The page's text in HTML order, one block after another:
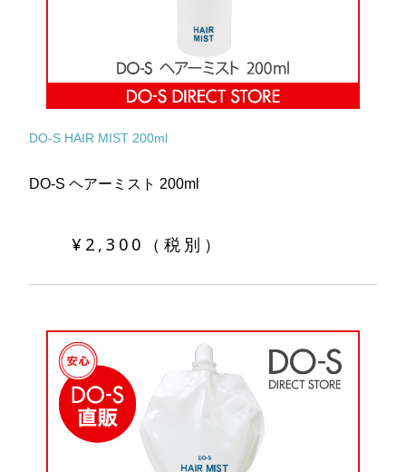
DO-S HAIR MIST 200ml
DO-S ヘアーミスト 200ml
¥2,300（税別）